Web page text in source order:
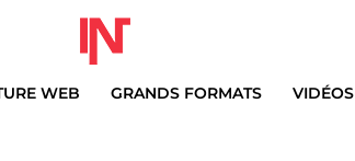
WEB GRANDS FORMATS VIDÉOS